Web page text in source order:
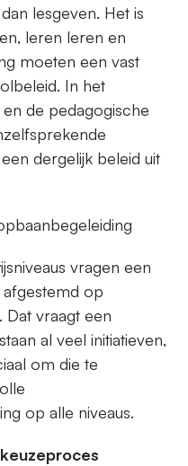
lesgeven. Het is
leren leren en
moeten een vast
In het
de pedagogische
dergelijk beleid uit
vragen een
op
Dat vraagt een
al veel initiatieven,
om die te
op alle niveaus.